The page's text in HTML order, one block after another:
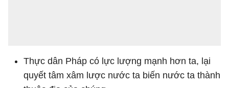
Thực dân Pháp có lực lượng mạnh hơn ta, lại
quyết tâm xâm lược nước ta biến nước ta thành